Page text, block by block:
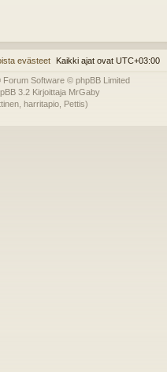
Kaikki ajat ovat UTC+03:00
evästeet
Forum Software © phpBB Limited
3.2 Kirjoittaja MrGaby
harritapio, Pettis)